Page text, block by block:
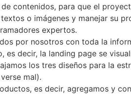
contenidos, para que el
o imágenes y manejar su
expertos.
por nosotros con toda la
es decir, la landing page se
los tres diseños para la
mal).
es decir, agregamos y